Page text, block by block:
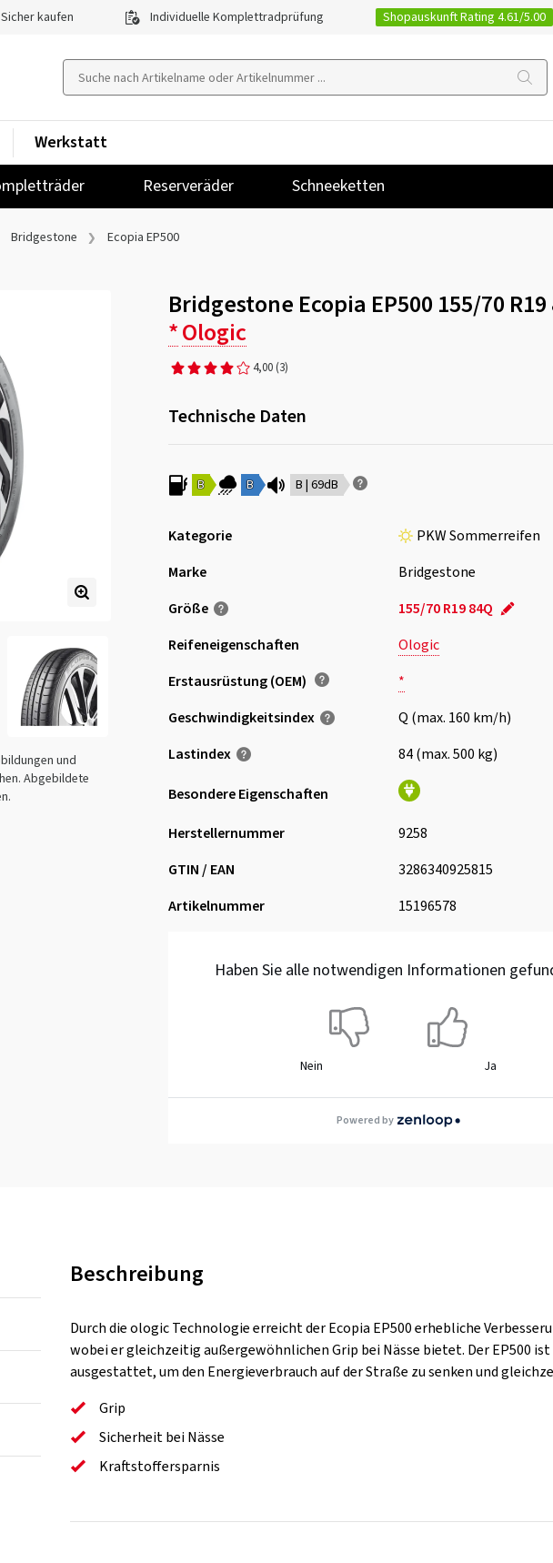
Sicher kaufen Individuelle Komplettradprüfung Shopauskunft Rating 4.61/5.00
Reserveräder Schneeketten
Werkstatt
Bridgestone Ecopia EP500
und
Abgebildete
Bridgestone Ecopia EP500 155/70 R19
*Ologic
4,00 (3)
Technische Daten
B B B | 69dB
Kategorie
PKW Sommerreifen
Marke
Bridgestone
Größe
155/70 R19 84Q
Reifeneigenschaften
Ologic
Erstausrüstung (OEM)
*
Geschwindigkeits­index
Q (max. 160 km/h)
Lastindex
84 (max. 500 kg)
Besondere Eigenschaften
Herstellernummer
9258
GTIN / EAN
3286340925815
Artikelnummer
15196578
Haben Sie alle notwendigen Informationen
Nein Ja
Powered by
Beschreibung
Durch die ologic Technologie erreicht der Ecopia EP500 erhebliche
wobei er gleichzeitig außergewöhnlichen Grip bei Nässe bietet. Der EP500
ausgestattet, um den Energieverbrauch auf der Straße zu senken und
Grip
Sicherheit bei Nässe
Kraftstoffersparnis